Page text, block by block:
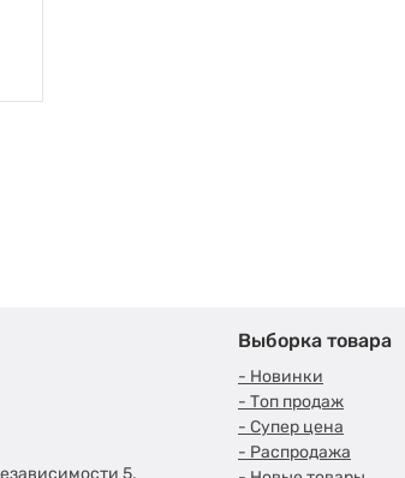
5.
Выборка товара
- Новинки
- Топ продаж
- Супер цена
- Распродажа